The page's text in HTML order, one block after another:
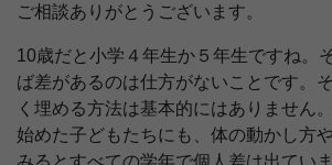
ご相談ありがとうございます。
10歳だと小学４年生か５年生ですね。
ば差があるのは仕方がないことです。
く埋める方法は基本的にはありません
始めた子どもたちにも、体の動かし方
みるとすべての学年で個人差は出ていま